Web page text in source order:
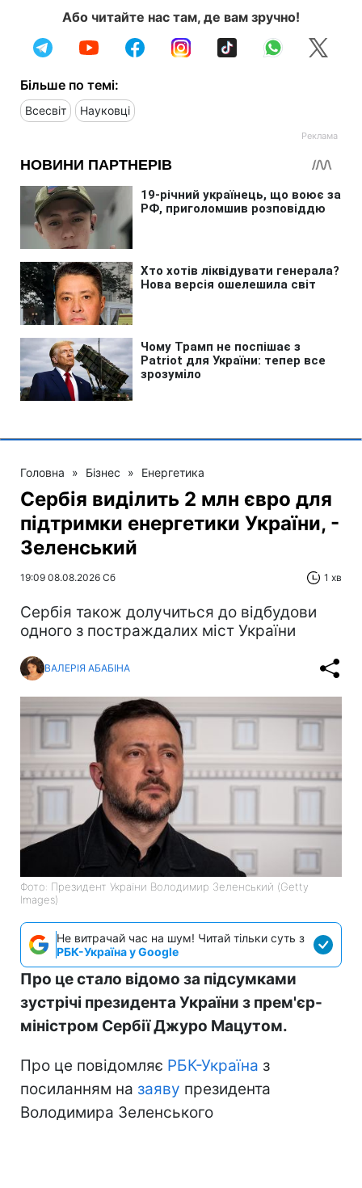
Або читайте нас там, де вам зручно!
Більше по темі:
Всесвіт Науковці
Головна » Бізнес » Енергетика
Сербія виділить 2 млн євро для
підтримки енергетики України, -
Зеленський
19:09 08.08.2026 Сб 1 хв
Сербія також долучиться до відбудови
одного з постраждалих міст України
ВАЛЕРІЯ АБАБІНА
Фото: Президент України Володимир Зеленський (Getty
Images)
Не витрачай час на шум! Читай тільки суть з
РБК-Україна у Google
Про це стало відомо за підсумками
зустрічі президента України з прем'єр-
міністром Сербії Джуро Мацутом.
Про це повідомляє РБК-Україна з
посиланням на заяву президента
Володимира Зеленського